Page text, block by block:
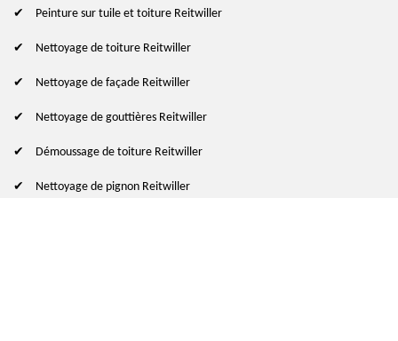
Peinture sur tuile et toiture Reitwiller
Nettoyage de toiture Reitwiller
Nettoyage de façade Reitwiller
Nettoyage de gouttières Reitwiller
Démoussage de toiture Reitwiller
Nettoyage de pignon Reitwiller